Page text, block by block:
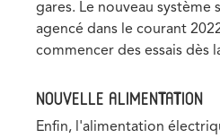
gares. Le nouveau système
agencé dans le courant
commencer des essais dès
NOUVELLE ALIMENTATION
Enfin, l'alimentation